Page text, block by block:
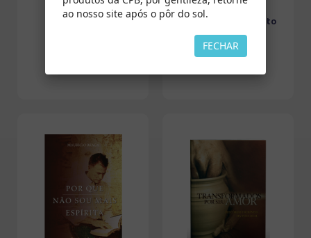
Encontros
O Batismo do Espírito
Santo
ao nosso site após o pôr do sol.
FECHAR